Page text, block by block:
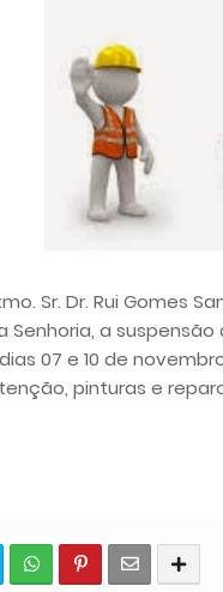
Sr. Dr. Rui Gomes
Senhoria, a
07 e 10 de
pinturas e